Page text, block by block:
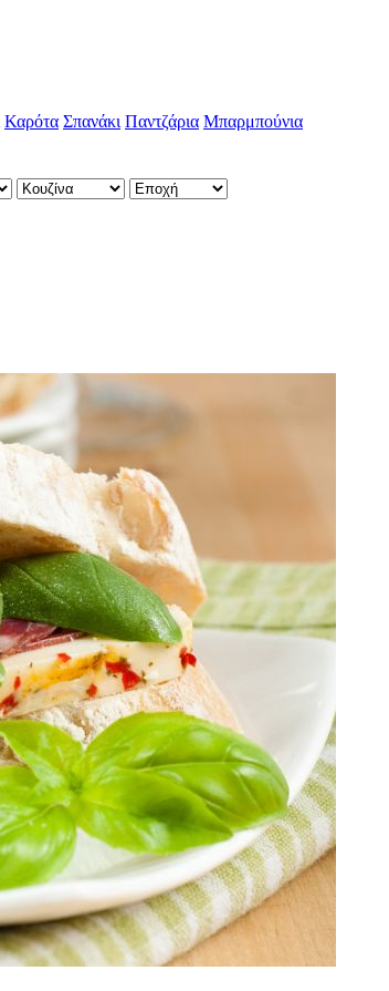
Καρότα Σπανάκι Παντζάρια Μπαρμπούνια